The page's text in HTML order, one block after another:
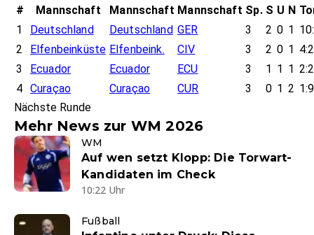
# Mannschaft Mannschaft Mannschaft Sp. S U N
1
Deutschland Deutschland GER 3 2 0 1
2
Elfenbeinküste Elfenbeink. CIV 3 2 0 1 4:2
3
Ecuador Ecuador ECU 3 1 1 1 2:2
4 Curaçao Curaçao CUR 3 0 1 2 1:9
Nächste Runde
Mehr News zur WM 2026
WM
Auf wen setzt Klopp: Die Torwart-
Kandidaten im Check
10:22 Uhr
Fußball